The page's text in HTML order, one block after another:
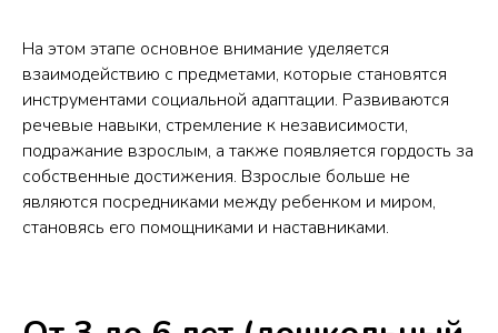
На этом этапе основное внимание уделяется
взаимодействию с предметами, которые становятся
инструментами социальной адаптации. Развиваются
речевые навыки, стремление к независимости,
подражание взрослым, а также появляется гордость за
собственные достижения. Взрослые больше не
являются посредниками между ребенком и миром,
становясь его помощниками и наставниками.